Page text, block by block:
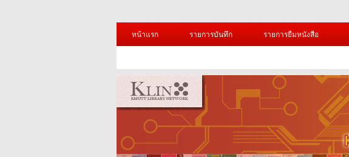
หน้าแรก
รายการบันทึก รายการยืมหนังสือ